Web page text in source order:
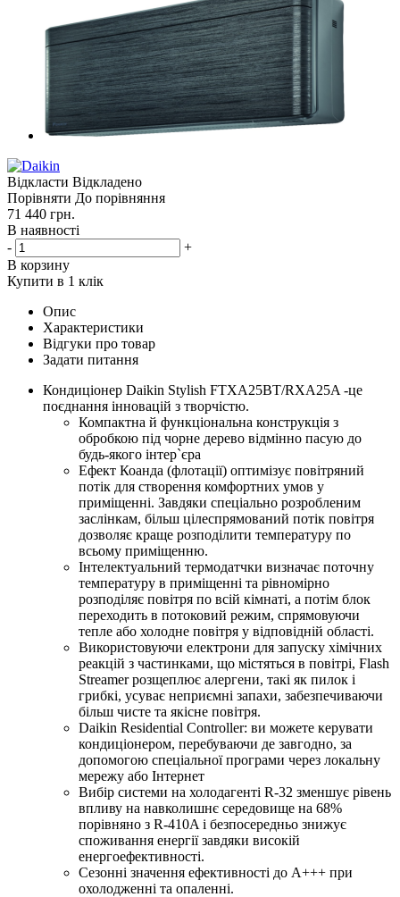
Відкласти Відкладено
Порівняти До порівняння
71 440 грн.
В наявності
-
+
В корзину
Купити в 1 клік
Опис
Характеристики
Відгуки про товар
Задати питання
Кондиціонер Daikin Stylish FTXA25BT/RXA25A -це
поєднання інновацій з творчістю.
Компактна й функціональна конструкція з
обробкою під чорне дерево відмінно пасую до
будь-якого інтер`єра
Ефект Коанда (флотації) оптимізує повітряний
потік для створення комфортних умов у
приміщенні. Завдяки спеціально розробленим
заслінкам, більш цілеспрямований потік повітря
дозволяє краще розподілити температуру по
всьому приміщенню.
Інтелектуальний термодатчки визначає поточну
температуру в приміщенні та рівномірно
розподіляє повітря по всій кімнаті, а потім блок
переходить в потоковий режим, спрямовуючи
тепле або холодне повітря у відповідній області.
Використовуючи електрони для запуску хімічних
реакцій з частинками, що містяться в повітрі, Flash
Streamer розщеплює алергени, такі як пилок і
грибкі, усуває неприємні запахи, забезпечиваючи
більш чисте та якісне повітря.
Daikin Residential Controller: ви можете керувати
кондиціонером, перебуваючи де завгодно, за
допомогою спеціальної програми через локальну
мережу або Інтернет
Вибір системи на холодагенті R-32 зменшує рівень
впливу на навколишнє середовище на 68%
порівняно з R-410A і безпосередньо знижує
споживання енергії завдяки високій
енергоефективності.
Сезонні значення ефективності до A+++ при
охолодженні та опаленні.